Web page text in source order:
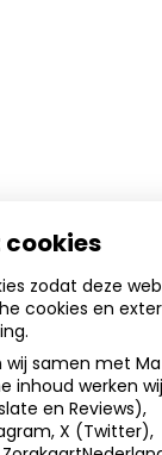
cookies
zodat deze
cookies en
wij samen met
inhoud werken wij
en Reviews),
X (Twitter),